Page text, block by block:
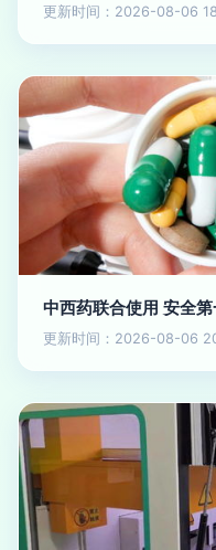
更新时间：2026-08-06
中西药联合使用 安全
更新时间：2026-08-06